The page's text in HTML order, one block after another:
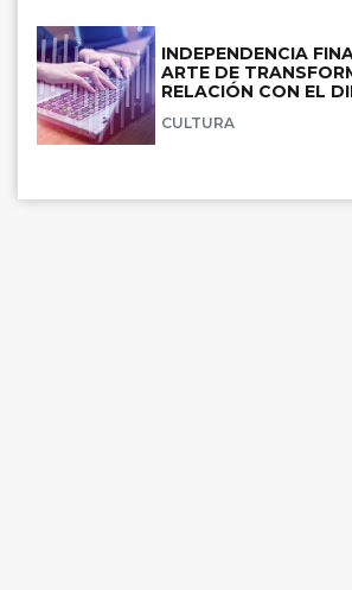
INDEPENDENCIA
ARTE DE
RELACIÓN CON EL
CULTURA